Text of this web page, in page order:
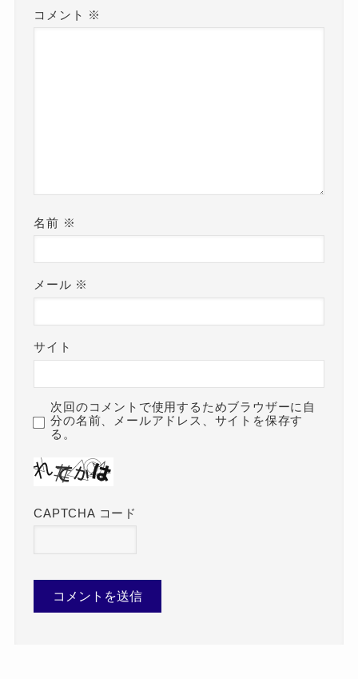
コメント ※
名前 ※
メール ※
サイト
次回のコメントで使用するためブラウザーに自
分の名前、メールアドレス、サイトを保存す
る。
CAPTCHA コード